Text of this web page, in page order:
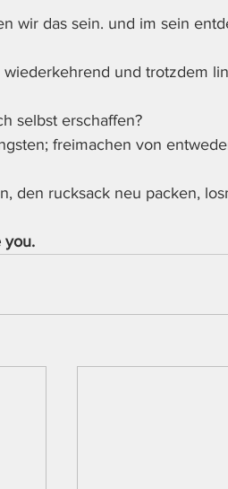
wir das sein. und im sein
wiederkehrend und trotzdem
selbst erschaffen?
freimachen von
den rucksack neu packen,
you.